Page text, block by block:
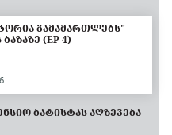
ᲒᲐᲛᲐᲛᲐᲠᲗᲚᲔᲑᲡ"
(EP 4)
ᲑᲐᲢᲘᲡᲢᲐᲡ ᲐᲦᲖᲔᲕᲔᲑᲐ